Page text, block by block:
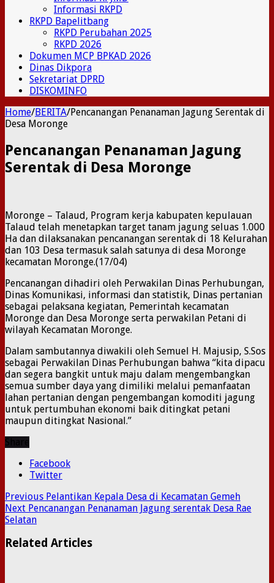
Informasi RKPD
RKPD Bapelitbang
RKPD Perubahan 2025
RKPD 2026
Dokumen MCP BPKAD 2026
Dinas Dikpora
Sekretariat DPRD
DISKOMINFO
Home/BERITA/Pencanangan Penanaman Jagung Serentak di
Desa Moronge
Pencanangan Penanaman Jagung
Serentak di Desa Moronge
Moronge – Talaud, Program kerja kabupaten kepulauan
Talaud telah menetapkan target tanam jagung seluas 1.000
Ha dan dilaksanakan pencanangan serentak di 18 Kelurahan
dan 103 Desa termasuk salah satunya di desa Moronge
kecamatan Moronge.(17/04)
Pencanangan dihadiri oleh Perwakilan Dinas Perhubungan,
Dinas Komunikasi, informasi dan statistik, Dinas pertanian
sebagai pelaksana kegiatan, Pemerintah kecamatan
Moronge dan Desa Moronge serta perwakilan Petani di
wilayah Kecamatan Moronge.
Dalam sambutannya diwakili oleh Semuel H. Majusip, S.Sos
sebagai Perwakilan Dinas Perhubungan bahwa “kita dipacu
dan segera bangkit untuk maju dalam mengembangkan
semua sumber daya yang dimiliki melalui pemanfaatan
lahan pertanian dengan pengembangan komoditi jagung
untuk pertumbuhan ekonomi baik ditingkat petani
maupun ditingkat Nasional.”
Facebook
Twitter
Previous Pelantikan Kepala Desa di Kecamatan Gemeh
Next Pencanangan Penanaman Jagung serentak Desa Rae
Selatan
Related Articles